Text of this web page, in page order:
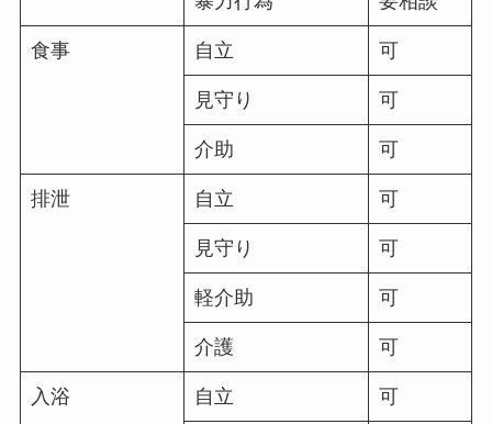
食事 自立 可
見守り 可
介助 可
排泄 自立 可
見守り 可
軽介助 可
介護 可
入浴 自立 可